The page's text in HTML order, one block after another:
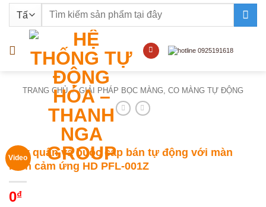
nội
Tìm
TRANG CHỦ / GIẢI PHÁP BỌC MÀNG, CO MÀNG TỰ ĐỘNG
Video
Máy quấn và buộc cáp bán tự động với màn
hình cảm ứng HD PFL-001Z
0₫